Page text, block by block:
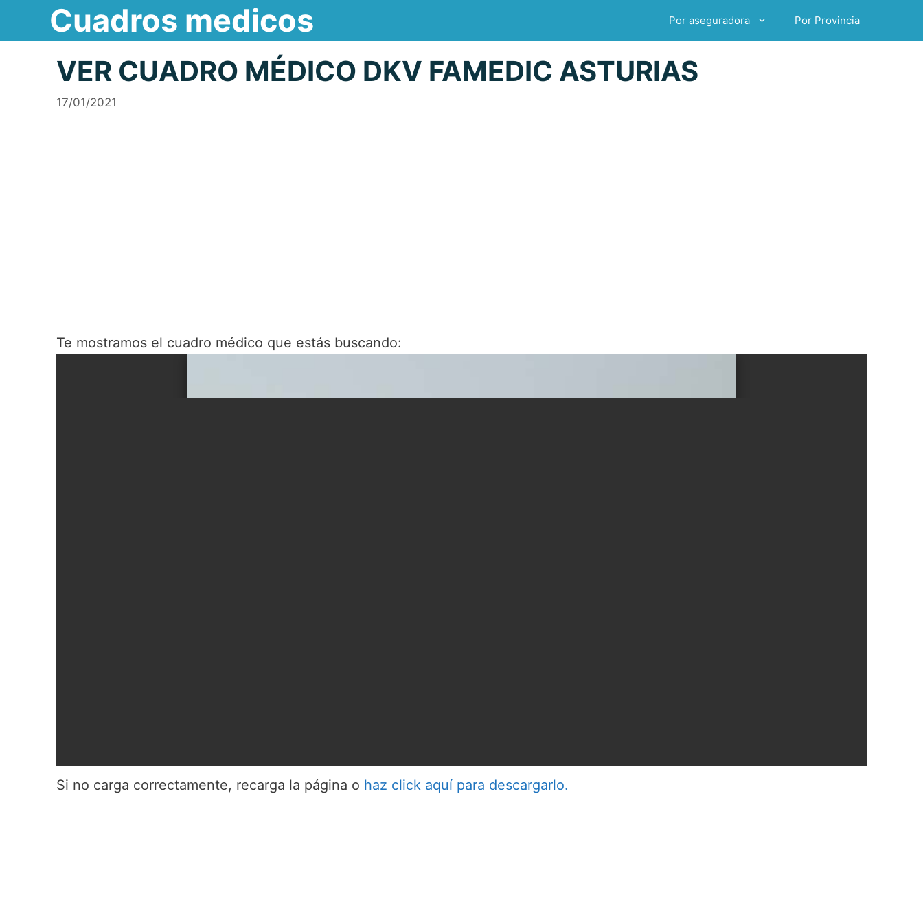
contenido
Cuadros medicos Por aseguradora Por Provincia
VER CUADRO MÉDICO DKV FAMEDIC ASTURIAS
17/01/2021
Te mostramos el cuadro médico que estás buscando:
Si no carga correctamente, recarga la página o haz click aquí para descargarlo.